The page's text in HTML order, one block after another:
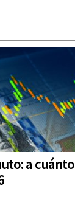
a cuánto